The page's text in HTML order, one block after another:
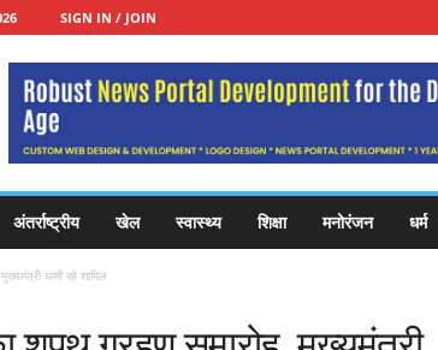
SIGN IN / JOIN
अंतर्राष्ट्रीय खेल स्वास्थ्य शिक्षा मनोरंजन धर्म
धामी रहे शामिल